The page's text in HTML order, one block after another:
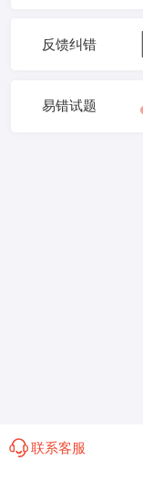
反馈纠错
易错试题
联系客服